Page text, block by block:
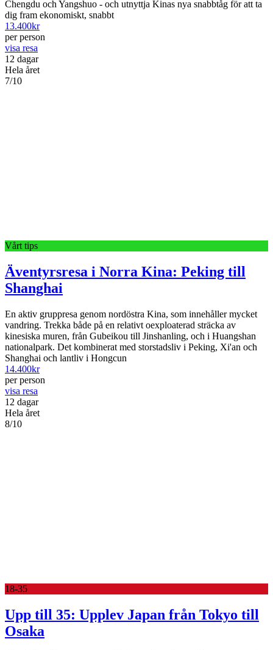
Chengdu och Yangshuo - och utnyttja Kinas nya snabbtåg för att ta
dig fram ekonomiskt, snabbt
13.400kr
per person
visa resa
12 dagar
Hela året
7/10
Vårt tips
Äventyrsresa i Norra Kina: Peking till
Shanghai
En aktiv gruppresa genom nordöstra Kina, som innehåller mycket
vandring. Trekka både på en relativt oexploaterad sträcka av
kinesiska muren, från Gubeikou till Jinshanling, och i Huangshan
nationalpark. Det kombinerat med storstadsliv i Peking, Xi'an och
Shanghai och lantliv i Hongcun
14.400kr
per person
visa resa
12 dagar
Hela året
8/10
18-35
Upp till 35: Upplev Japan från Tokyo till
Osaka